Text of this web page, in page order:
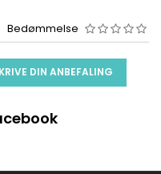
Bedømmelse
DIN ANBEFALING